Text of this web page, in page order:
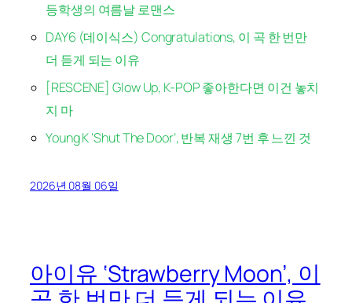
등학생의 여름날 로맨스
DAY6 (데이식스) Congratulations, 이 곡 한 번만
더 듣게 되는 이유
[RESCENE] Glow Up, K-POP 좋아한다면 이건 놓치
지 마
Young K ‘Shut The Door’, 반복 재생 7번 후 느낀 것
2026년 08월 06일
아이유 ‘Strawberry Moon’, 이